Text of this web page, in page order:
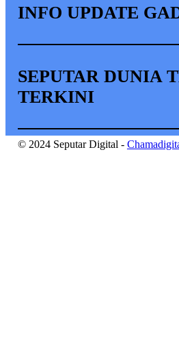
INFO UPDATE
SEPUTAR DUNIA
TERKINI
© 2024 Seputar Digital -